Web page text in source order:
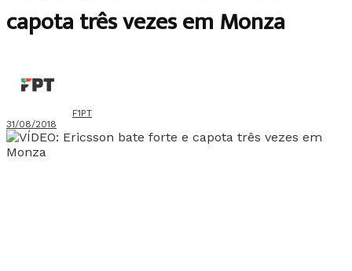
capota três vezes em Monza
F1PT
31/08/2018